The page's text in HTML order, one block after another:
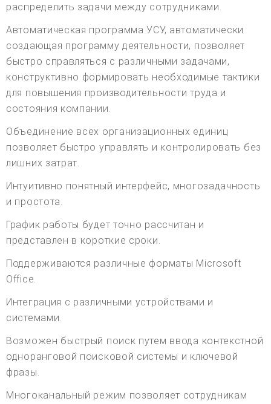
распределить задачи между сотрудниками.
Автоматическая программа УСУ, автоматически
создающая программу деятельности, позволяет
быстро справляться с различными задачами,
конструктивно формировать необходимые тактики
для повышения производительности труда и
состояния компании.
Объединение всех организационных единиц
позволяет быстро управлять и контролировать без
лишних затрат.
Интуитивно понятный интерфейс, многозадачность
и простота.
График работы будет точно рассчитан и
представлен в короткие сроки.
Поддерживаются различные форматы Microsoft
Office.
Интеграция с различными устройствами и
системами.
Возможен быстрый поиск путем ввода контекстной
одноранговой поисковой системы и ключевой
фразы.
Многоканальный режим позволяет сотрудникам